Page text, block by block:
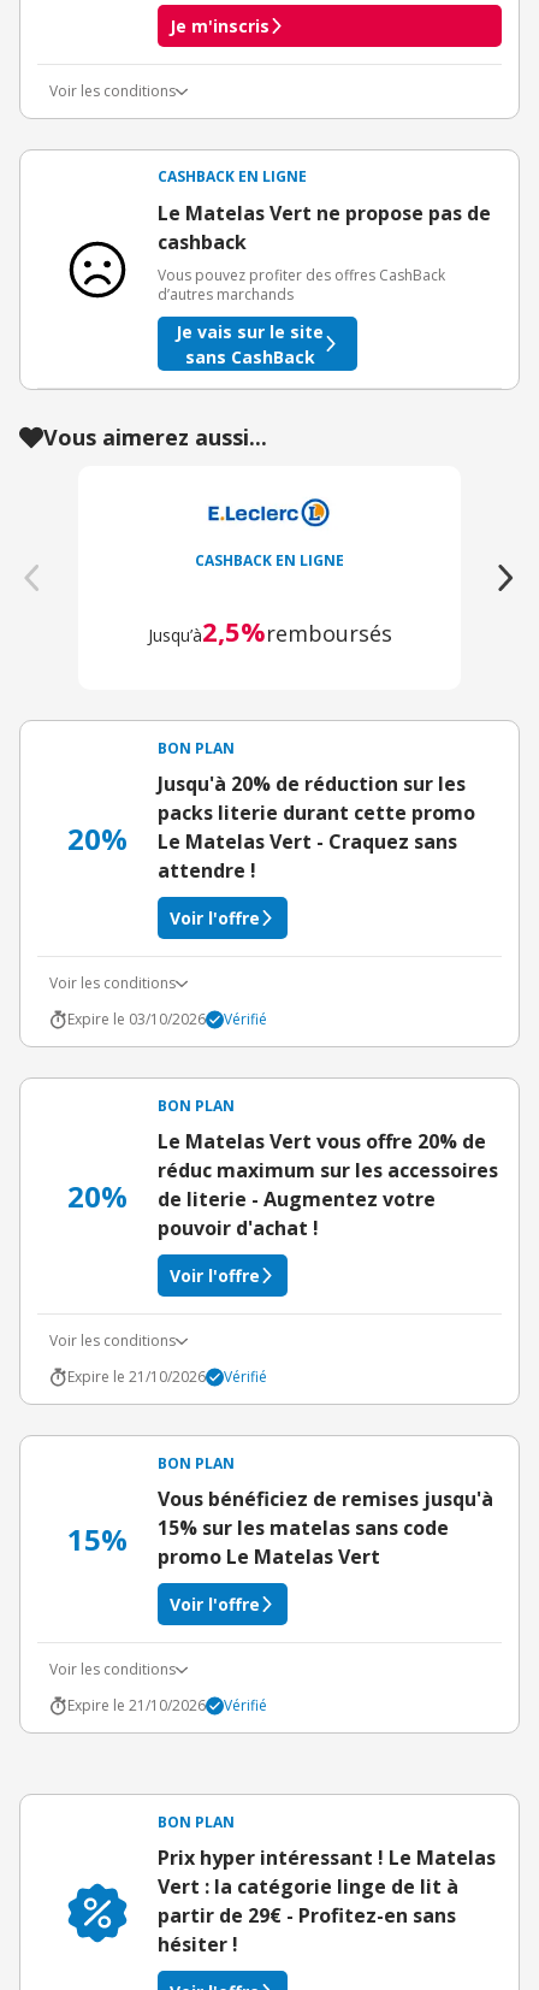
Je m'inscris
Voir les conditions
3€ de bienvenue crédités immédiatement + 1€ supplémentaire
Offre réservée à une toute première inscription chez eBuyClub.
CASHBACK EN LIGNE
Le Matelas Vert ne propose pas de
cashback
Vous pouvez profiter des offres CashBack
d’autres marchands
Je vais sur le site
sans CashBack
Vous aimerez aussi...
CASHBACK EN LIGNE
Jusqu’à2,5%remboursés
20%
BON PLAN
Jusqu'à 20% de réduction sur les
packs literie durant cette promo
Le Matelas Vert - Craquez sans
attendre !
Voir l'offre
Voir les conditions
Expire le 03/10/2026
Vérifié
20%
BON PLAN
Le Matelas Vert vous offre 20% de
réduc maximum sur les accessoires
de literie - Augmentez votre
pouvoir d'achat !
Voir l'offre
Voir les conditions
Expire le 21/10/2026
Vérifié
15%
BON PLAN
Vous bénéficiez de remises jusqu'à
15% sur les matelas sans code
promo Le Matelas Vert
Voir l'offre
Voir les conditions
Expire le 21/10/2026
Vérifié
BON PLAN
Prix hyper intéressant ! Le Matelas
Vert : la catégorie linge de lit à
partir de 29€ - Profitez-en sans
hésiter !